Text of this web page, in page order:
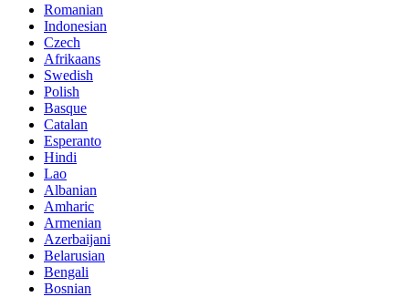
Romanian
Indonesian
Czech
Afrikaans
Swedish
Polish
Basque
Catalan
Esperanto
Hindi
Lao
Albanian
Amharic
Armenian
Azerbaijani
Belarusian
Bengali
Bosnian